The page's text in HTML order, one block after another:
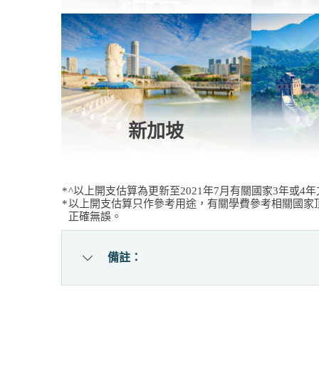
新加坡
^以上開支估算為更新至2021年7月有關國家3年或4
以上開支估算只作參考用途，有關學費參考相關國
正確無誤。
備註：